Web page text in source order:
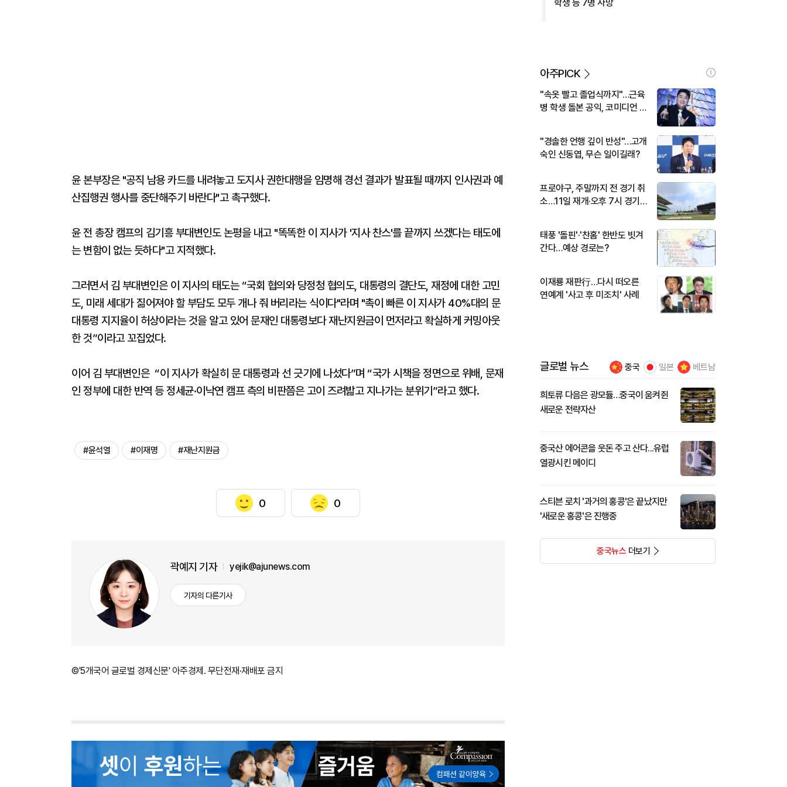
윤 본부장은 "공직 남용 카드를 내려놓고 도지사 권한대행을 임명해 경선 결과가 발표될 때까지 인사권과 예
산집행권 행사를 중단해주기 바란다"고 촉구했다.
윤 전 총장 캠프의 김기흥 부대변인도 논평을 내고 "똑똑한 이 지사가 '지사 찬스'를 끝까지 쓰겠다는 태도에
는 변함이 없는 듯하다"고 지적했다.
그러면서 김 부대변인은 이 지사의 태도는 “국회 협의와 당정청 협의도, 대통령의 결단도, 재정에 대한 고민
도, 미래 세대가 짊어져야 할 부담도 모두 개나 줘 버리라는 식이다"라며 "촉이 빠른 이 지사가 40%대의 문
대통령 지지율이 허상이라는 것을 알고 있어 문재인 대통령보다 재난지원금이 먼저라고 확실하게 커밍아웃
한 것”이라고 꼬집었다.
이어 김 부대변인은 “이 지사가 확실히 문 대통령과 선 긋기에 나섰다”며 “국가 시책을 정면으로 위배, 문재
인 정부에 대한 반역 등 정세균·이낙연 캠프 측의 비판쯤은 고이 즈려밟고 지나가는 분위기”라고 했다.
#윤석열 #이재명 #재난지원금
0 0
곽예지 기자 yejik@ajunews.com
기자의 다른기사
©'5개국어 글로벌 경제신문' 아주경제. 무단전재·재배포 금지
학생 등 7명 사망
아주PICK
"속옷 빨고 졸업식까지"…근육
병 학생 돌본 공익, 코미디언 김
"경솔한 언행 깊이 반성"…고개
숙인 신동엽, 무슨 일이길래?
프로야구, 주말까지 전 경기 취
소…11일 재개·오후 7시 경기
태풍 '돌핀'·'찬홈' 한반도 빗겨
간다…예상 경로는?
이재룡 재판行…다시 떠오른
연예계 '사고 후 미조치' 사례
글로벌 뉴스 중국 일본 베트남
희토류 다음은 광모듈…중국이 움켜쥔
새로운 전략자산
중국산 에어콘을 웃돈 주고 산다...유럽
열광시킨 메이디
스티븐 로치 '과거의 홍콩'은 끝났지만
'새로운 홍콩'은 진행중
중국뉴스더보기